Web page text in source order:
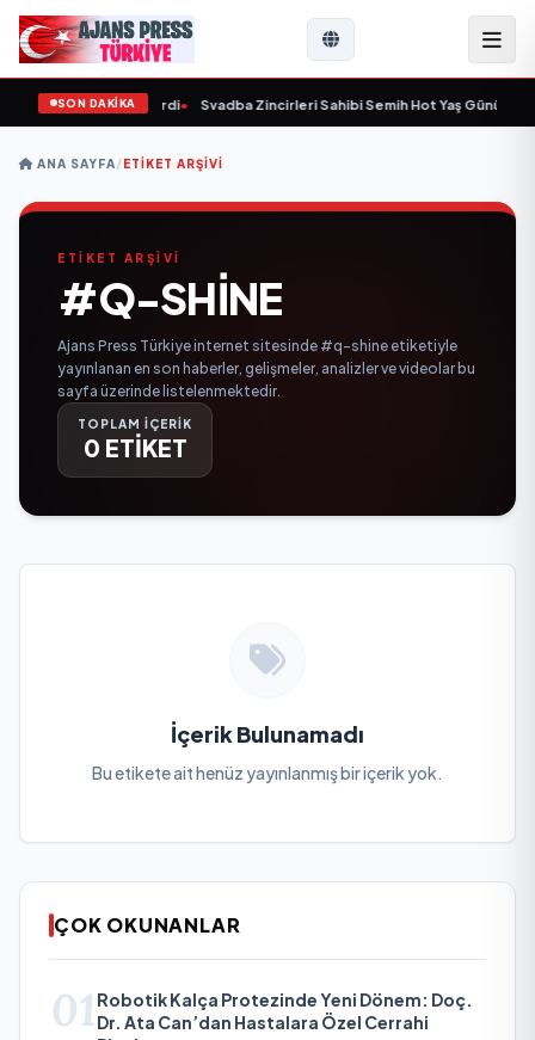
SON DAKİKA
yaşında yaşamını yitirdi• Svadba Zincirleri Sahibi Semih Hot Yaş Gününü
ANA SAYFA/ETIKET ARŞIVI
ETİKET ARŞİVİ
#Q-SHINE
Ajans Press Türkiye internet sitesinde #q-shine etiketiyle
yayınlanan en son haberler, gelişmeler, analizler ve videolar bu
sayfa üzerinde listelenmektedir.
TOPLAM İÇERİK
0 ETİKET
İçerik Bulunamadı
Bu etikete ait henüz yayınlanmış bir içerik yok.
ÇOK OKUNANLAR
01 Robotik Kalça Protezinde Yeni Dönem: Doç.
Dr. Ata Can’dan Hastalara Özel Cerrahi